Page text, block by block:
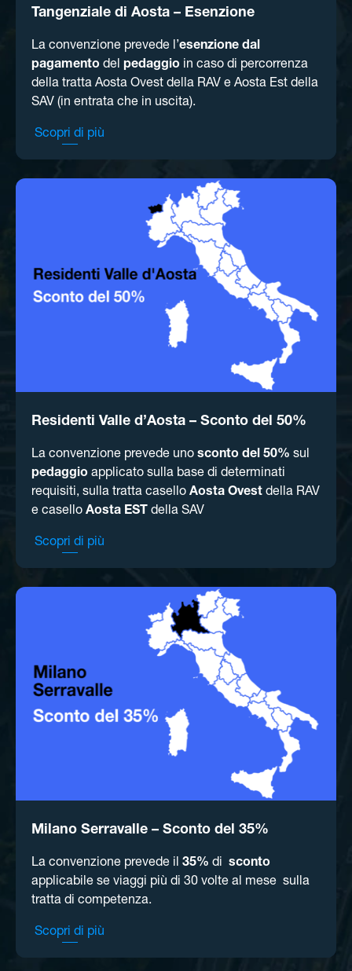
Tangenziale di Aosta – Esenzione
La convenzione prevede l’esenzione dal
pagamento del pedaggio in caso di percorrenza
della tratta Aosta Ovest della RAV e Aosta Est della
SAV (in entrata che in uscita).
Scopri di più
Residenti Valle d’Aosta – Sconto del 50%
La convenzione prevede uno sconto del 50% sul
pedaggio applicato sulla base di determinati
requisiti, sulla tratta casello Aosta Ovest della RAV
e casello Aosta EST della SAV
Scopri di più
Milano Serravalle – Sconto del 35%
La convenzione prevede il 35% di sconto
applicabile se viaggi più di 30 volte al mese sulla
tratta di competenza.
Scopri di più